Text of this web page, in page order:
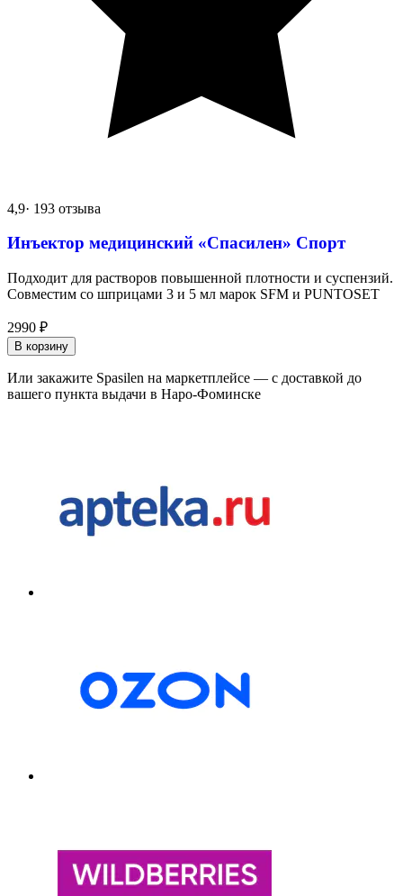
4,9· 193 отзыва
Инъектор медицинский «Спасилен» Спорт
Подходит для растворов повышенной плотности и суспензий.
Совместим со шприцами 3 и 5 мл марок SFM и PUNTOSET
2990 ₽
В корзину
Или закажите Spasilen на маркетплейсе — с доставкой до
вашего пункта выдачи в Наро-Фоминске